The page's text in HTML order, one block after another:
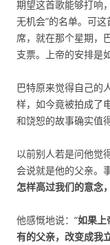
期望这首歌能够打响
无机会”的名单。可
席，就在那个星期，
支票。上帝的安排是
巴特原来觉得自己的
样，如今竟被拍成了
和饶恕的故事确实值
以前别人若是问他觉
会说就是他的父亲。
怎样高过我们的意念
他感慨地说：“如果上
有的父亲，改变成我